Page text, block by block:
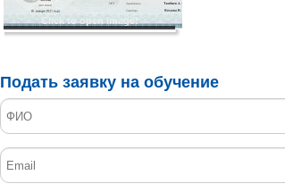
Click to open image!
Подать заявку на обучение